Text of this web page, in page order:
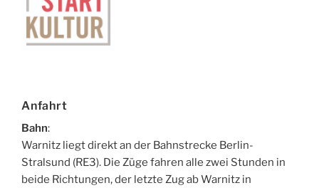
Anfahrt
Bahn:
Warnitz liegt direkt an der Bahnstrecke Berlin-
Stralsund (RE3). Die Züge fahren alle zwei Stunden in
beide Richtungen, der letzte Zug ab Warnitz in